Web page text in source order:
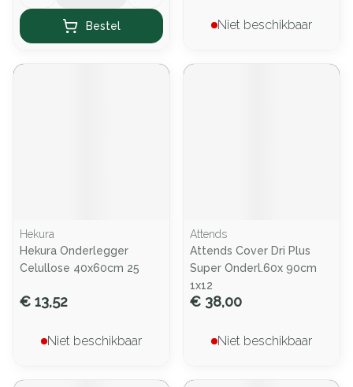
Bestel Niet beschikbaar
Hekura
Hekura Onderlegger
Celullose 40x60cm 25
€ 13,52
Niet beschikbaar
Attends
Attends Cover Dri Plus
Super Onderl.60x 90cm
1x12
€ 38,00
Niet beschikbaar